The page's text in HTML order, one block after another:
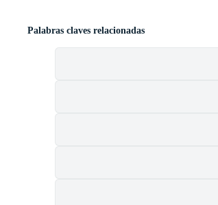
Palabras claves relacionadas